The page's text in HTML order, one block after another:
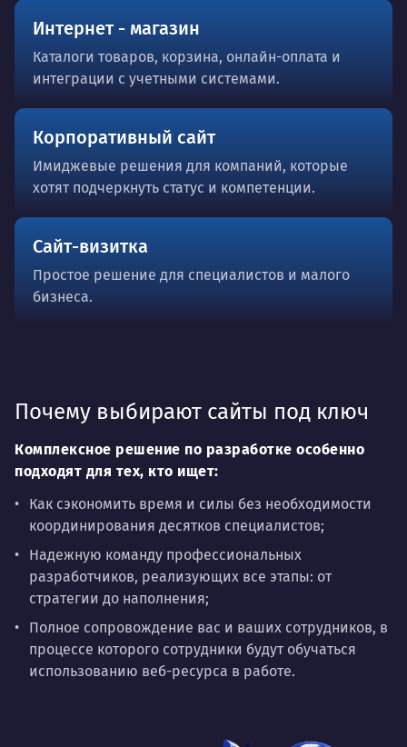
Интернет - магазин
Каталоги товаров, корзина, онлайн-оплата и
интеграции с учетными системами.
Корпоративный сайт
Имиджевые решения для компаний, которые
хотят подчеркнуть статус и компетенции.
Сайт-визитка
Простое решение для специалистов и малого
бизнеса.
Почему выбирают сайты под ключ
Комплексное решение по разработке особенно
подходят для тех, кто ищет:
Как сэкономить время и силы без необходимости
координирования десятков специалистов;
Надежную команду профессиональных
разработчиков, реализующих все этапы: от
стратегии до наполнения;
Полное сопровождение вас и ваших сотрудников, в
процессе которого сотрудники будут обучаться
использованию веб-ресурса в работе.